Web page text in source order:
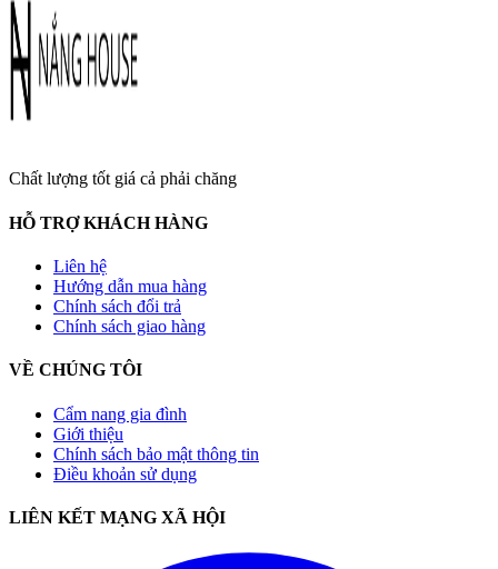
Chất lượng tốt giá cả phải chăng
HỖ TRỢ KHÁCH HÀNG
Liên hệ
Hướng dẫn mua hàng
Chính sách đổi trả
Chính sách giao hàng
VỀ CHÚNG TÔI
Cẩm nang gia đình
Giới thiệu
Chính sách bảo mật thông tin
Điều khoản sử dụng
LIÊN KẾT MẠNG XÃ HỘI